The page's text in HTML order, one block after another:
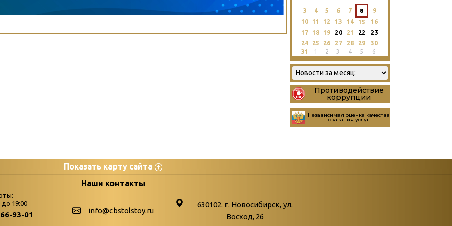
3 4 5 6 7 8
9
10
11 12 13 14 15
16
17
18 19 20 21 22 23
24 25 26 27 28 29
30
31
1 2 3 4 5 6
Противодействие
коррупции
Независимая оценка качества
оказания услуг
Показать карту сайта
palitra
Бюллетень новых поступлений
Война. Народ. Победа.
Наши контакты
до 19:00
93-01 info@cbstolstoy.ru
630102. г. Новосибирск, ул.
Восход, 26